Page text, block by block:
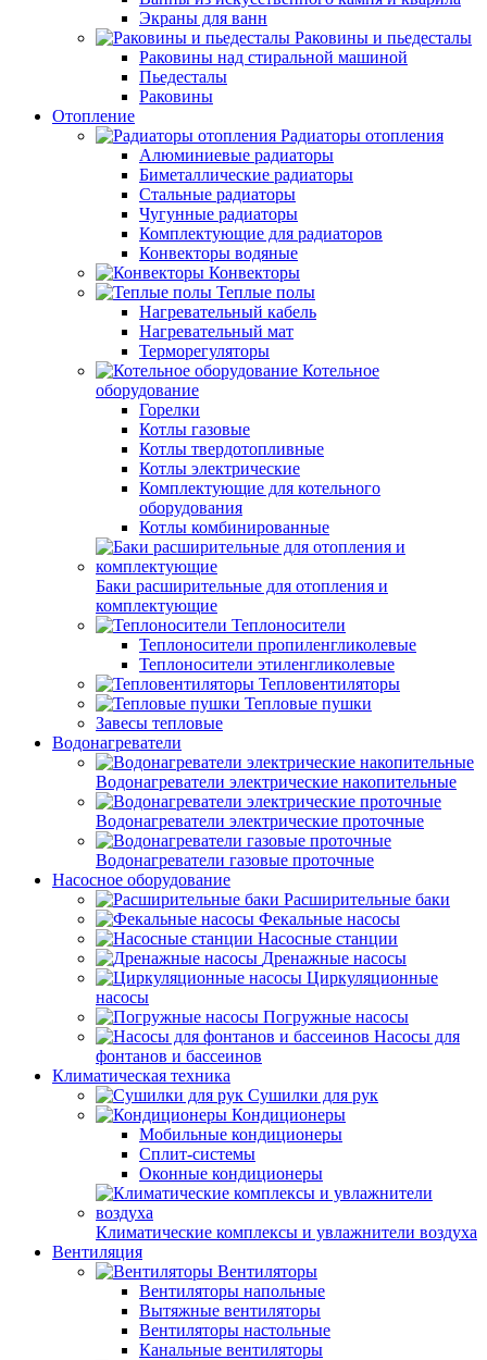
Экраны для ванн
Раковины и пьедесталы
Раковины над стиральной машиной
Пьедесталы
Раковины
Отопление
Радиаторы отопления
Алюминиевые радиаторы
Биметаллические радиаторы
Стальные радиаторы
Чугунные радиаторы
Комплектующие для радиаторов
Конвекторы водяные
Конвекторы
Теплые полы
Нагревательный кабель
Нагревательный мат
Терморегуляторы
Котельное
оборудование
Горелки
Котлы газовые
Котлы твердотопливные
Котлы электрические
Комплектующие для котельного
оборудования
Котлы комбинированные
Баки расширительные для отопления и
комплектующие
Теплоносители
Теплоносители пропиленгликолевые
Теплоносители этиленгликолевые
Тепловентиляторы
Тепловые пушки
Завесы тепловые
Водонагреватели
Водонагреватели электрические накопительные
Водонагреватели электрические проточные
Водонагреватели газовые проточные
Насосное оборудование
Расширительные баки
Фекальные насосы
Насосные станции
Дренажные насосы
Циркуляционные
насосы
Погружные насосы
Насосы для
фонтанов и бассеинов
Климатическая техника
Сушилки для рук
Кондиционеры
Мобильные кондиционеры
Сплит-системы
Оконные кондиционеры
Климатические комплексы и увлажнители воздуха
Вентиляция
Вентиляторы
Вентиляторы напольные
Вытяжные вентиляторы
Вентиляторы настольные
Канальные вентиляторы